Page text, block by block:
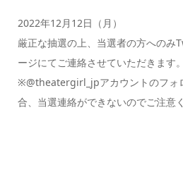
2022年12月12日（月）
厳正な抽選の上、当選者の方へのみ
ージにてご連絡させていただきます。
※@theatergirl_jpアカウントのフォ
合、当選連絡ができないのでご注意